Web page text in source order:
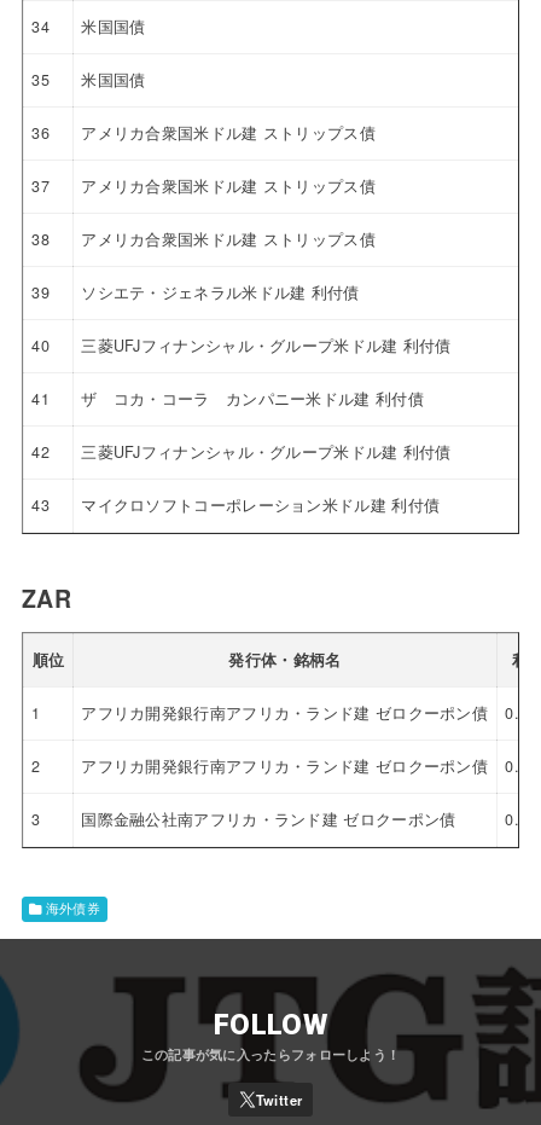
34 米国国債
35 米国国債
36 アメリカ合衆国米ドル建 ストリップス債
37 アメリカ合衆国米ドル建 ストリップス債
38 アメリカ合衆国米ドル建 ストリップス債
39 ソシエテ・ジェネラル米ドル建 利付債
40 三菱UFJフィナンシャル・グループ米ドル建 利付債
41 ザ コカ・コーラ カンパニー米ドル建 利付債
42 三菱UFJフィナンシャル・グループ米ドル建 利付債
43 マイクロソフトコーポレーション米ドル建 利付債
ZAR
順位 発行体・銘柄名 利
1 アフリカ開発銀行南アフリカ・ランド建 ゼロクーポン債
2 アフリカ開発銀行南アフリカ・ランド建 ゼロクーポン債
3 国際金融公社南アフリカ・ランド建 ゼロクーポン債
海外債券
FOLLOW